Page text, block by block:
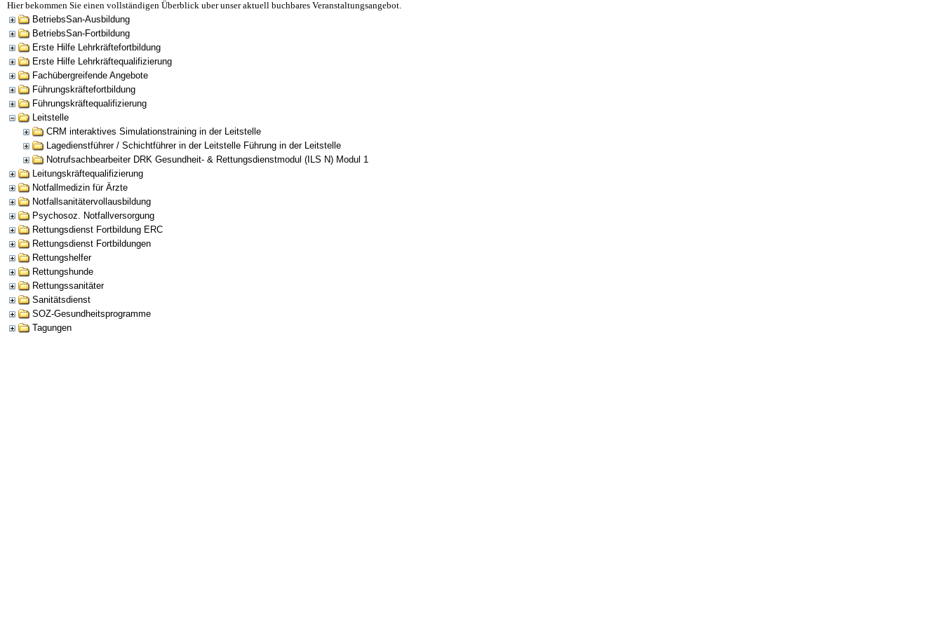
Hier bekommen Sie einen vollständigen Überblick uber unser aktuell buchbares Veranstaltungsangebot.
BetriebsSan-Ausbildung
BetriebsSan-Fortbildung
Erste Hilfe Lehrkräftefortbildung
Erste Hilfe Lehrkräftequalifizierung
Fachübergreifende Angebote
Führungskräftefortbildung
Führungskräftequalifizierung
Leitstelle
CRM interaktives Simulationstraining in der Leitstelle
Lagedienstführer / Schichtführer in der Leitstelle Führung in der Leitstelle
Notrufsachbearbeiter DRK Gesundheit- & Rettungsdienstmodul (ILS N) Modul 1
Leitungskräftequalifizierung
Notfallmedizin für Ärzte
Notfallsanitätervollausbildung
Psychosoz. Notfallversorgung
Rettungsdienst Fortbildung ERC
Rettungsdienst Fortbildungen
Rettungshelfer
Rettungshunde
Rettungssanitäter
Sanitätsdienst
SOZ-Gesundheitsprogramme
Tagungen